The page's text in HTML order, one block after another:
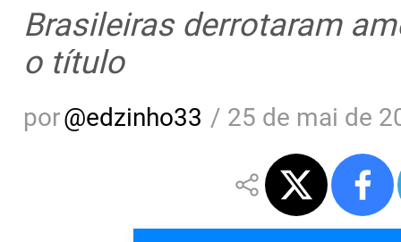
Brasileiras derrotaram
o título
por@edzinho33 / 25 de mai de